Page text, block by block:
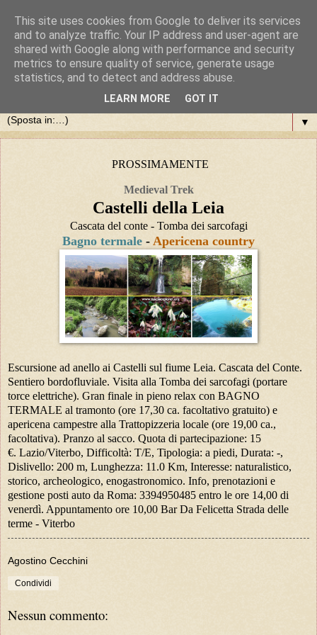
▼
PROSSIMAMENTE
Medieval Trek
Castelli della Leia
Cascata del conte - Tomba dei sarcofagi
Bagno termale - Apericena country
Escursione ad anello ai Castelli sul fiume Leia. Cascata del Conte.
Sentiero bordofluviale. Visita alla Tomba dei sarcofagi (portare
torce elettriche). Gran finale in pieno relax con BAGNO
TERMALE al tramonto (ore 17,30 ca. facoltativo gratuito) e
apericena campestre alla Trattopizzeria locale (ore 19,00 ca.,
facoltativa). Pranzo al sacco. Quota di partecipazione: 15
€. Lazio/Viterbo, Difficoltà: T/E, Tipologia: a piedi, Durata: -,
Dislivello: 200 m, Lunghezza: 11.0 Km, Interesse: naturalistico,
storico, archeologico, enogastronomico. Info, prenotazioni e
gestione posti auto da Roma: 3394950485 entro le ore 14,00 di
venerdì. Appuntamento ore 10,00 Bar Da Felicetta Strada delle
terme - Viterbo
Agostino Cecchini
Condividi
Nessun commento:
This site uses cookies from Google to deliver its services
and to analyze traffic. Your IP address and user-agent are
shared with Google along with performance and security
metrics to ensure quality of service, generate usage
statistics, and to detect and address abuse.
LEARN MORE GOT IT